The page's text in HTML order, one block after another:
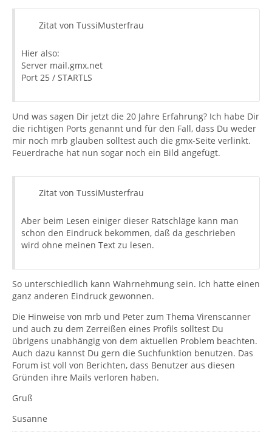
Zitat von TussiMusterfrau
Hier also:
Server mail.gmx.net
Port 25 / STARTLS
Und was sagen Dir jetzt die 20 Jahre Erfahrung? Ich habe Dir
die richtigen Ports genannt und für den Fall, dass Du weder
mir noch mrb glauben solltest auch die gmx-Seite verlinkt.
Feuerdrache hat nun sogar noch ein Bild angefügt.
Zitat von TussiMusterfrau
Aber beim Lesen einiger dieser Ratschläge kann man
schon den Eindruck bekommen, daß da geschrieben
wird ohne meinen Text zu lesen.
So unterschiedlich kann Wahrnehmung sein. Ich hatte einen
ganz anderen Eindruck gewonnen.
Die Hinweise von mrb und Peter zum Thema Virenscanner
und auch zu dem Zerreißen eines Profils solltest Du
übrigens unabhängig von dem aktuellen Problem beachten.
Auch dazu kannst Du gern die Suchfunktion benutzen. Das
Forum ist voll von Berichten, dass Benutzer aus diesen
Gründen ihre Mails verloren haben.
Gruß
Susanne